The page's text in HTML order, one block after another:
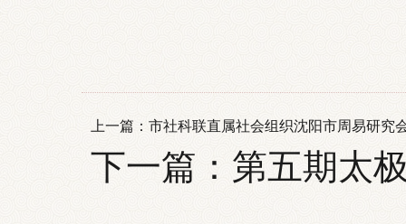
上一篇： 市社科联直属社会组织沈阳市周易研究
下一篇： 第五期太